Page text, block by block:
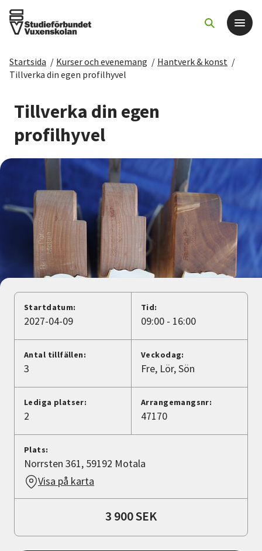
Det här gör vi
För dig som
Sök kurser och evenemang
Starta studiecirkel
Cirkelledare
Nyheter
Avdelningar
Lyssna
Startsida / Kurser och evenemang / Hantverk & konst /
Tillverka din egen profilhyvel
Tillverka din egen
profilhyvel
Startdatum:
2027-04-09
Tid:
09:00 - 16:00
Antal tillfällen:
3
Veckodag:
Fre Lör Sön
Lediga platser:
2
Arrangemangsnr:
47170
Plats:
Norrsten 361, 59192 Motala
Visa på karta
3 900 SEK